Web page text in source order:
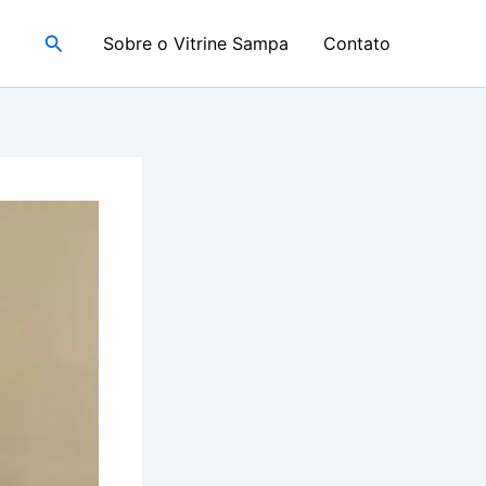
PesquisarSobre o Vitrine Sampa Contato